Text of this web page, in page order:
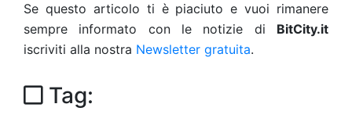
Se questo articolo ti è piaciuto e vuoi rimanere
sempre informato con le notizie di BitCity.it
iscriviti alla nostra Newsletter gratuita.
Tag: